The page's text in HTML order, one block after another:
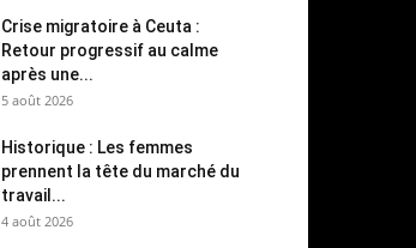
Crise migratoire à Ceuta :
Retour progressif au calme
après une...
5 août 2026
Historique : Les femmes
prennent la tête du marché du
travail...
4 août 2026